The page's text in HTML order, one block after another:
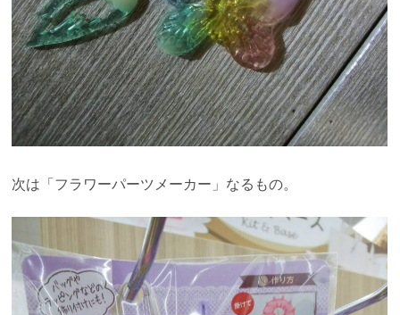
次は「フラワーパーツメーカー」なるもの。